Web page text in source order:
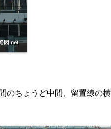
のちょうど中間、留置線の